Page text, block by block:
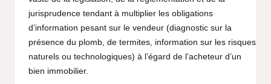
jurisprudence tendant à multiplier les obligations
d’information pesant sur le vendeur (diagnostic sur la
présence du plomb, de termites, information sur les risques
naturels ou technologiques) à l’égard de l’acheteur d’un
bien immobilier.